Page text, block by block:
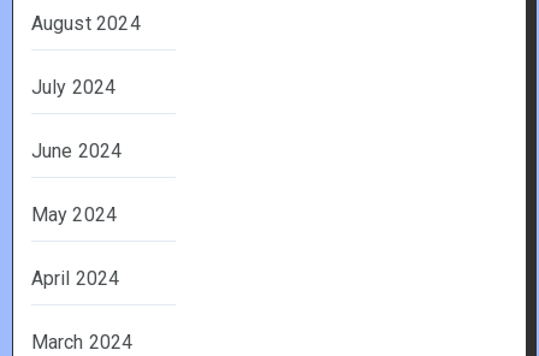
August 2024
July 2024
June 2024
May 2024
April 2024
March 2024